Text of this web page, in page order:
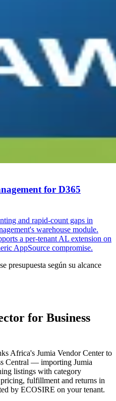
for D365
and rapid-count gaps in
warehouse module.
a per-tenant AL extension on
AppSource compromise.
presupuesta según su alcance
for Business
Africa's Jumia Vendor Center to
Central — importing Jumia
listings with category
fulfillment and returns in
by ECOSIRE on your tenant.